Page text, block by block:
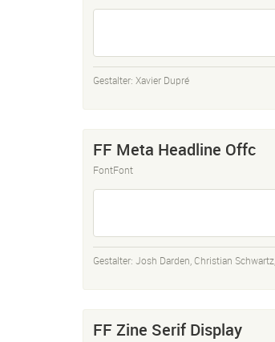
Gestalter: Xavier Dupré
FF Meta Headline Offc
FontFont
Gestalter: Josh Darden Christian Schwartz
FF Zine Serif Display